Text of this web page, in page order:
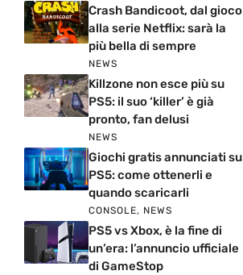
Crash Bandicoot, dal gioco
alla serie Netflix: sarà la
più bella di sempre
NEWS
Killzone non esce più su
PS5: il suo ‘killer’ è già
pronto, fan delusi
NEWS
Giochi gratis annunciati su
PS5: come ottenerli e
quando scaricarli
CONSOLE, NEWS
PS5 vs Xbox, è la fine di
un’era: l’annuncio ufficiale
di GameStop